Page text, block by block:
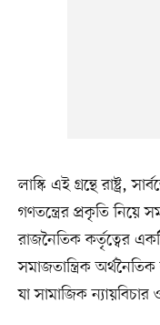
লাস্কি এই গ্রন্থে রাষ্ট্র,
গণতন্ত্রের প্রকৃতি নিয়ে
রাজনৈতিক কর্তৃত্বের
সমাজতান্ত্রিক
যা সামাজিক